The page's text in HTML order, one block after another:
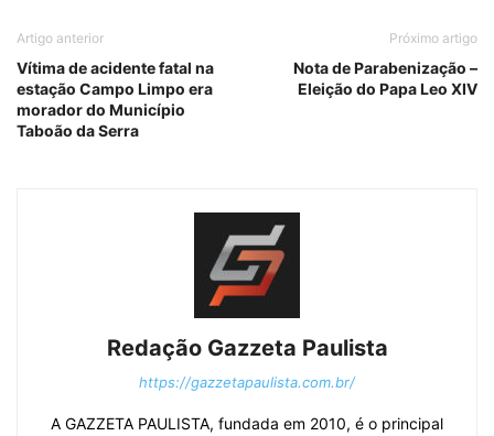
Artigo anterior
Vítima de acidente fatal na
estação Campo Limpo era
morador do Município
Taboão da Serra
Próximo artigo
Nota de Parabenização –
Eleição do Papa Leo XIV
Redação Gazzeta Paulista
https://gazzetapaulista.com.br/
A GAZZETA PAULISTA, fundada em 2010, é o principal